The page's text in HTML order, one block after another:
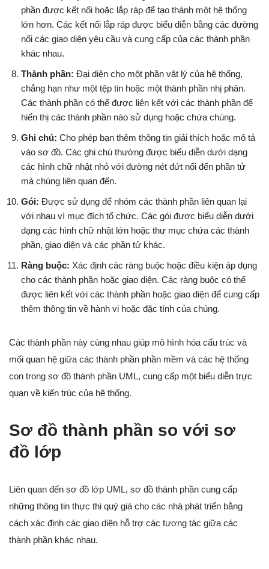
phần được kết nối hoặc lắp ráp để tạo thành một hệ thống
lớn hơn. Các kết nối lắp ráp được biểu diễn bằng các đường
nối các giao diện yêu cầu và cung cấp của các thành phần
khác nhau.
Thành phần: Đại diện cho một phần vật lý của hệ thống,
chẳng hạn như một tệp tin hoặc một thành phần nhị phân.
Các thành phần có thể được liên kết với các thành phần để
hiển thị các thành phần nào sử dụng hoặc chứa chúng.
Ghi chú: Cho phép bạn thêm thông tin giải thích hoặc mô tả
vào sơ đồ. Các ghi chú thường được biểu diễn dưới dạng
các hình chữ nhật nhỏ với đường nét đứt nối đến phần tử
mà chúng liên quan đến.
Gói: Được sử dụng để nhóm các thành phần liên quan lại
với nhau vì mục đích tổ chức. Các gói được biểu diễn dưới
dạng các hình chữ nhật lớn hoặc thư mục chứa các thành
phần, giao diện và các phần tử khác.
Ràng buộc: Xác định các ràng buộc hoặc điều kiện áp dụng
cho các thành phần hoặc giao diện. Các ràng buộc có thể
được liên kết với các thành phần hoặc giao diện để cung cấp
thêm thông tin về hành vi hoặc đặc tính của chúng.
Các thành phần này cùng nhau giúp mô hình hóa cấu trúc và
mối quan hệ giữa các thành phần phần mềm và các hệ thống
con trong sơ đồ thành phần UML, cung cấp một biểu diễn trực
quan về kiến trúc của hệ thống.
Sơ đồ thành phần so với sơ
đồ lớp
Liên quan đến sơ đồ lớp UML, sơ đồ thành phần cung cấp
những thông tin thực thi quý giá cho các nhà phát triển bằng
cách xác định các giao diện hỗ trợ các tương tác giữa các
thành phần khác nhau.